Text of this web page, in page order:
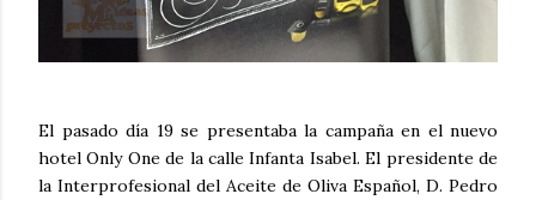
El pasado día 19 se presentaba la campaña en el nuevo
hotel Only One de la calle Infanta Isabel. El presidente de
la Interprofesional del Aceite de Oliva Español, D. Pedro